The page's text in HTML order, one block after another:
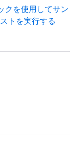
クを使用してサン
トを実行する